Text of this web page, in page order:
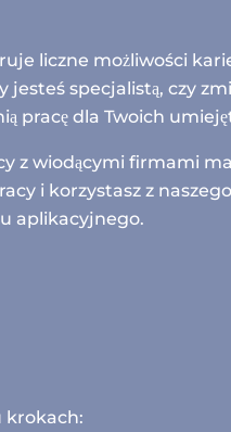
liczne możliwości
jesteś specjalistą, czy
pracę dla Twoich
z wiodącymi firmami
i korzystasz z
aplikacyjnego.
krokach: